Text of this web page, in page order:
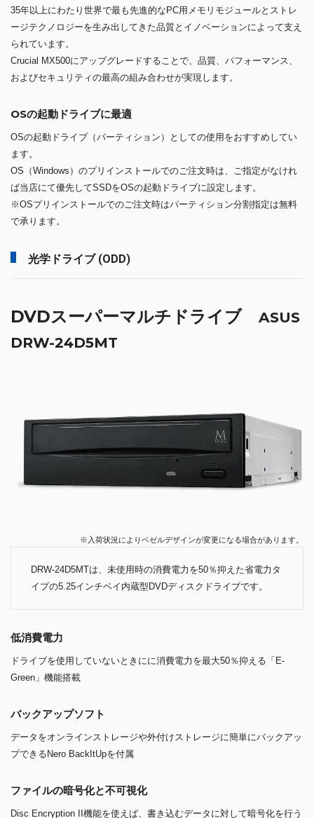
35年以上にわたり世界で最も先進的なPC用メモリモジュールとストレ
ージテクノロジーを生み出してきた品質とイノベーションによって支え
られています。
Crucial MX500にアップグレードすることで、品質、パフォーマンス、
およびセキュリティの最高の組み合わせが実現します。
OSの起動ドライブに最適
OSの起動ドライブ（パーティション）としての使用をおすすめしてい
ます。
OS（Windows）のプリインストールでのご注文時は、ご指定がなけれ
ば当店にて優先してSSDをOSの起動ドライブに設定します。
※OSプリインストールでのご注文時はパーティション分割指定は無料
で承ります。
光学ドライブ (ODD)
DVDスーパーマルチドライブ ASUS
DRW-24D5MT
※入荷状況によりベゼルデザインが変更になる場合があります。
DRW-24D5MTは、未使用時の消費電力を50％抑えた省電力タ
イプの5.25インチベイ内蔵型DVDディスクドライブです。
低消費電力
ドライブを使用していないときにに消費電力を最大50％抑える「E-
Green」機能搭載
バックアップソフト
データをオンラインストレージや外付けストレージに簡単にバックアッ
プできるNero BackItUpを付属
ファイルの暗号化と不可視化
Disc Encryption II機能を使えば、書き込むデータに対して暗号化を行う